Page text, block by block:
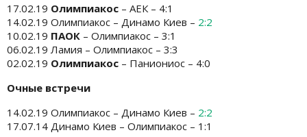
17.02.19 Олимпиакос – АЕК – 4:1
14.02.19 Олимпиакос – Динамо Киев – 2:2
10.02.19 ПАОК – Олимпиакос – 3:1
06.02.19 Ламия – Олимпиакос – 3:3
02.02.19 Олимпиакос – Паниониос – 4:0
Очные встречи
14.02.19 Олимпиакос – Динамо Киев – 2:2
17.07.14 Динамо Киев – Олимпиакос – 1:1